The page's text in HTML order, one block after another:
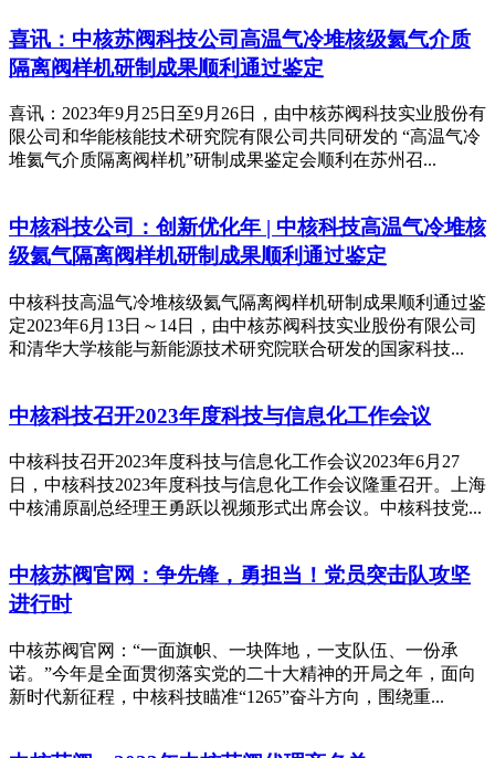
喜讯：中核苏阀科技公司高温气冷堆核级氦气介质
隔离阀样机研制成果顺利通过鉴定
喜讯：2023年9月25日至9月26日，由中核苏阀科技实业股份有
限公司和华能核能技术研究院有限公司共同研发的 “高温气冷
堆氦气介质隔离阀样机”研制成果鉴定会顺利在苏州召...
中核科技公司：创新优化年 | 中核科技高温气冷堆核
级氦气隔离阀样机研制成果顺利通过鉴定
中核科技高温气冷堆核级氦气隔离阀样机研制成果顺利通过鉴
定2023年6月13日～14日，由中核苏阀科技实业股份有限公司
和清华大学核能与新能源技术研究院联合研发的国家科技...
中核科技召开2023年度科技与信息化工作会议
中核科技召开2023年度科技与信息化工作会议2023年6月27
日，中核科技2023年度科技与信息化工作会议隆重召开。上海
中核浦原副总经理王勇跃以视频形式出席会议。中核科技党...
中核苏阀官网：争先锋，勇担当！党员突击队攻坚
进行时
中核苏阀官网：“一面旗帜、一块阵地，一支队伍、一份承
诺。”今年是全面贯彻落实党的二十大精神的开局之年，面向
新时代新征程，中核科技瞄准“1265”奋斗方向，围绕重...